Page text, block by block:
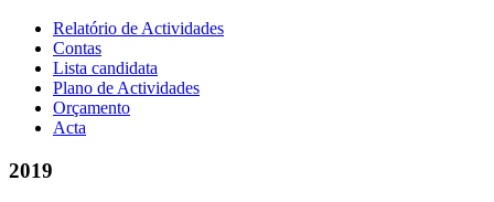
Relatório de Actividades
Contas
Lista candidata
Plano de Actividades
Orçamento
Acta
2019